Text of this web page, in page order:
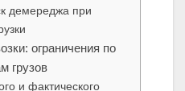
демереджа при
ограничения по
грузов
и фактического